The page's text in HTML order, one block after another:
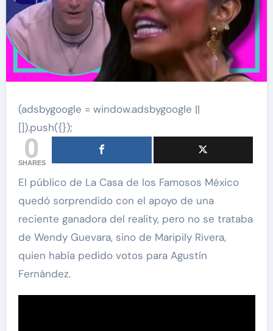
(adsbygoogle = window.adsbygoogle ||
[]).push({});
0
SHARES
El público de La Casa de los Famosos México
quedó sorprendido con el apoyo de una
reciente ganadora del reality, pero no se trataba
de Wendy Guevara, sino de Maripily Rivera,
quien había pedido votos para Agustín
Fernández.